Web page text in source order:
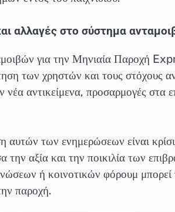
αλλαγές στο σύστημα
για την Μηνιαία Παροχή
των χρηστών και τους στόχους
νέα αντικείμενα, προσαρμογές στα
των ενημερώσεων είναι
την αξία και την ποικιλία των
ή κοινοτικών φόρουμ μπορεί
παροχή.